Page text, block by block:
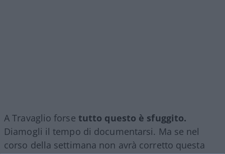
A Travaglio forse tutto questo è sfuggito.
Diamogli il tempo di documentarsi. Ma se nel
corso della settimana non avrà corretto questa